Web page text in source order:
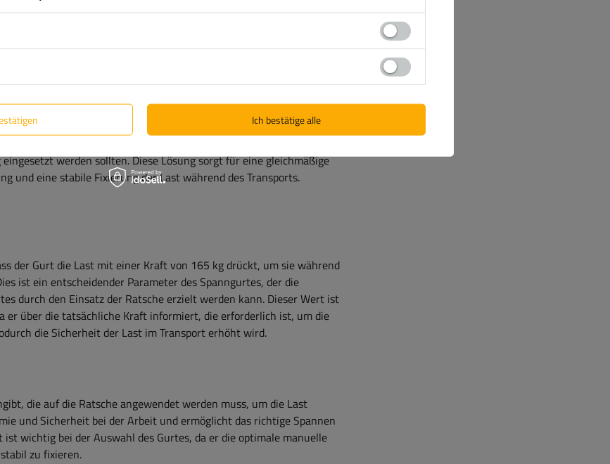
im direkten Zug
ist, die der Gurt bei punktueller Befestigung, also direkt von Punkt
Umreifung und gibt die maximale sichere Belastung bei direkter
Gurtes an. Um einen sicheren Transport zu gewährleisten, sollte die
werden sollten. Diese Lösung sorgt für eine gleichmäßige
und eine stabile Fixierung der Last während des Transports.
der Gurt die Last mit einer Kraft von 165 kg drückt, um sie während
ist ein entscheidender Parameter des Spanngurtes, der die
durch den Einsatz der Ratsche erzielt werden kann. Dieser Wert ist
er über die tatsächliche Kraft informiert, die erforderlich ist, um die
die Sicherheit der Last im Transport erhöht wird.
die auf die Ratsche angewendet werden muss, um die Last
und Sicherheit bei der Arbeit und ermöglicht das richtige Spannen
wichtig bei der Auswahl des Gurtes, da er die optimale manuelle
zu fixieren.
Ich bestätige alle